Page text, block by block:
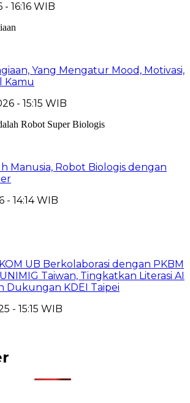
16:16 WIB
Yang Mengatur Mood, Motivasi,
Kamu
- 15:15 WIB
Manusia, Robot Biologis dengan
- 14:14 WIB
UB Berkolaborasi dengan PKBM
Taiwan, Tingkatkan Literasi AI
Dukungan KDEI Taipei
- 15:15 WIB